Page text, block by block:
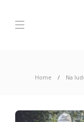
Home Na